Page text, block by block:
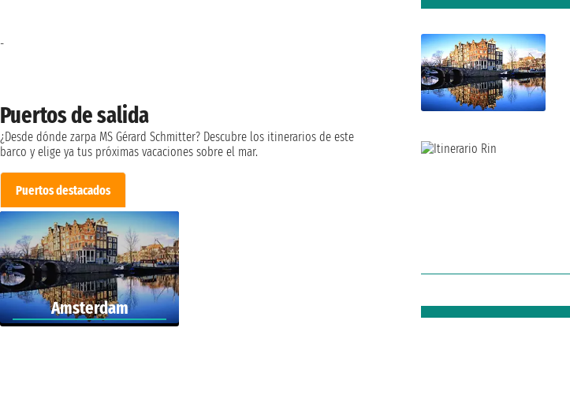
Puertos de salida
¿Desde dónde zarpa MS Gérard Schmitter? Descubre los itinerarios de este
barco y elige ya tus próximas vacaciones sobre el mar.
Puertos destacados
Amsterdam
-